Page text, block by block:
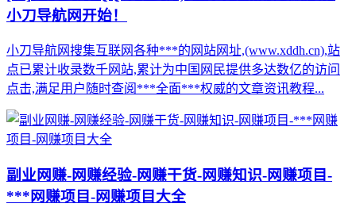
小刀导航网开始！
小刀导航网搜集互联网各种***的网站网址,(www.xddh.cn),站
点已累计收录数千网站,累计为中国网民提供多达数亿的访问
点击,满足用户随时查阅***全面***权威的文章资讯教程...
副业网赚-网赚经验-网赚干货-网赚知识-网赚项目-
***网赚项目-网赚项目大全